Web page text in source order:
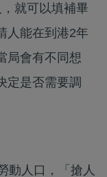
就可以填補畢
人能在到港2年
局會有不同想
定是否需要調
動人口，「搶人